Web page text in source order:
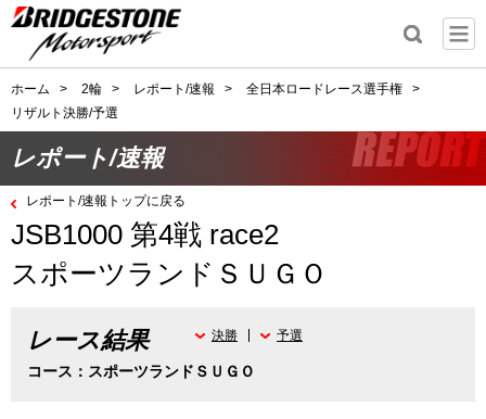
ホーム > 2輪 > レポート/速報 > 全日本ロードレース選手権
>
リザルト決勝/予選
レポート/速報
レポート/速報トップに戻る
JSB1000 第4戦 race2
スポーツランドＳＵＧＯ
レース結果
コース：スポーツランドＳＵＧＯ
決勝 予選